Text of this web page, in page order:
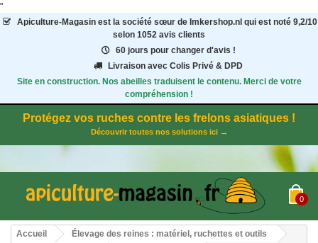
"
Apiculture-Magasinest la société sœur de Imkershop.nl qui est noté 9,2/10
selon 1052 avis clients
60 jours pour changer d'avis !
Livraison avec Colis Privé & DPD
Site en construction. Nos abeilles traduisent le contenu. Merci de votre
compréhension !
Protégez vos ruches contre les frelons asiatiques !
Découvrir toutes nos solutions ici →
0
Accueil
Élevage des reines : matériel, ruchettes et outils